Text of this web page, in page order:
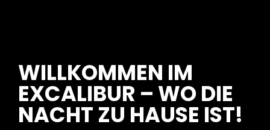
WILLKOMMEN IM
EXCALIBUR – WO DIE
NACHT ZU HAUSE IST!